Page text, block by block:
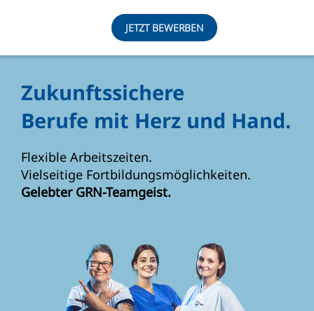
JETZT BEWERBEN
Zukunftssichere
Berufe mit Herz und Hand.
Flexible Arbeitszeiten.
Vielseitige Fortbildungsmöglichkeiten.
Gelebter GRN-Teamgeist.